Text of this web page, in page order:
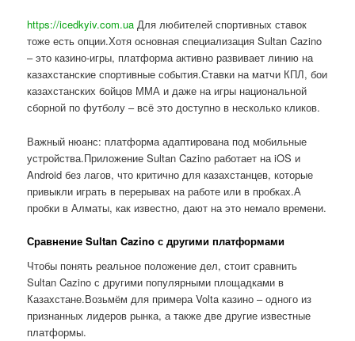
https://icedkyiv.com.ua Для любителей спортивных ставок
тоже есть опции.Хотя основная специализация Sultan Cazino
– это казино-игры, платформа активно развивает линию на
казахстанские спортивные события.Ставки на матчи КПЛ, бои
казахстанских бойцов ММА и даже на игры национальной
сборной по футболу – всё это доступно в несколько кликов.
Важный нюанс: платформа адаптирована под мобильные
устройства.Приложение Sultan Cazino работает на iOS и
Android без лагов, что критично для казахстанцев, которые
привыкли играть в перерывах на работе или в пробках.А
пробки в Алматы, как известно, дают на это немало времени.
Сравнение Sultan Cazino с другими платформами
Чтобы понять реальное положение дел, стоит сравнить
Sultan Cazino с другими популярными площадками в
Казахстане.Возьмём для примера Volta казино – одного из
признанных лидеров рынка, а также две другие известные
платформы.